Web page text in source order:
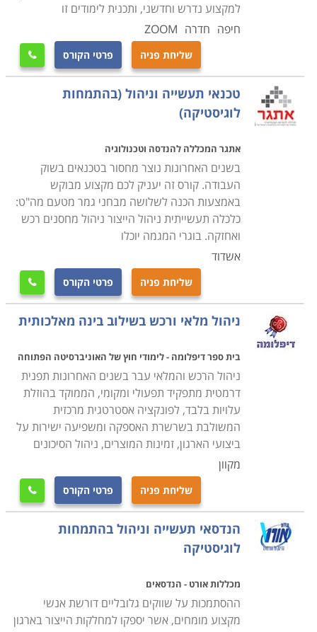
הקורס מקנה את כל הידע הנדרש, כך גם מי שאין לו כל
רקע בתחום, יוכל בסיום הקורס להיות מוכן לקראת עבודה
בתחום, כאשר ניתן כבר במהלך הקורס לנסות ולהשתלב
במחלקות הרכש של חברות מסוימות ולהתחיל לרכוש
ניסיון. קורס רכש ולוגיסטיקה מתקיים בכל רחבי הארץ: חיפה,
תל אביב , נתניה, כפר סבא ועוד מקומות רבים נוספים
למקצוע נדרש וחדשני, ותכנית לימודים זו
חיפה חדרה ZOOM
שליחת פניה פרטי הקורס 
טכנאי תעשייה וניהול (בהתמחות
לוגיסטיקה)
אתגר המכללה להנדסה וטכנולוגיה
בשנים האחרונות נוצר מחסור בטכנאים בשוק
העבודה. קורס זה יעניק לכם מקצוע מבוקש
באמצעות הכנה לשלושה מבחני גמר מטעם מה"ט:
כלכלה תעשייתית ניהול הייצור ניהול מחסנים רכש
ואחזקה. בוגרי המגמה יוכלו
אשדוד
שליחת פניה פרטי הקורס 
ניהול מלאי ורכש בשילוב בינה מאלכותית
בית ספר דיפלומה - לימודי חוץ של האוניברסיטה הפתוחה
ניהול הרכש והמלאי עבר בשנים האחרונות תפנית
דרמטית מתפקיד תפעולי ומקומי, הממוקד בהוזלת
עלויות בלבד, לפונקציה אסטרטגית מרכזית
המשולבת בשרשרת האספקה ומשפיעה ישירות על
ביצועי הארגון, זמינות המוצרים, ניהול הסיכונים
מקוון
שליחת פניה פרטי הקורס 
הנדסאי תעשייה וניהול בהתמחות
לוגיסטיקה
מכללות אורט - הנדסאים
ההסתמכות על שווקים גלובליים דורשת אנשי
מקצוע מומחים, אשר יספקו למחלקות הייצור בארגון